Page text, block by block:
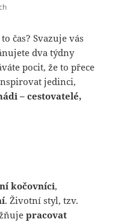
čas? Svazuje vás
dva týdny
pocit, že to přece
jedinci,
– cestovatelé,
kočovníci,
. Životní styl, tzv.
pracovat